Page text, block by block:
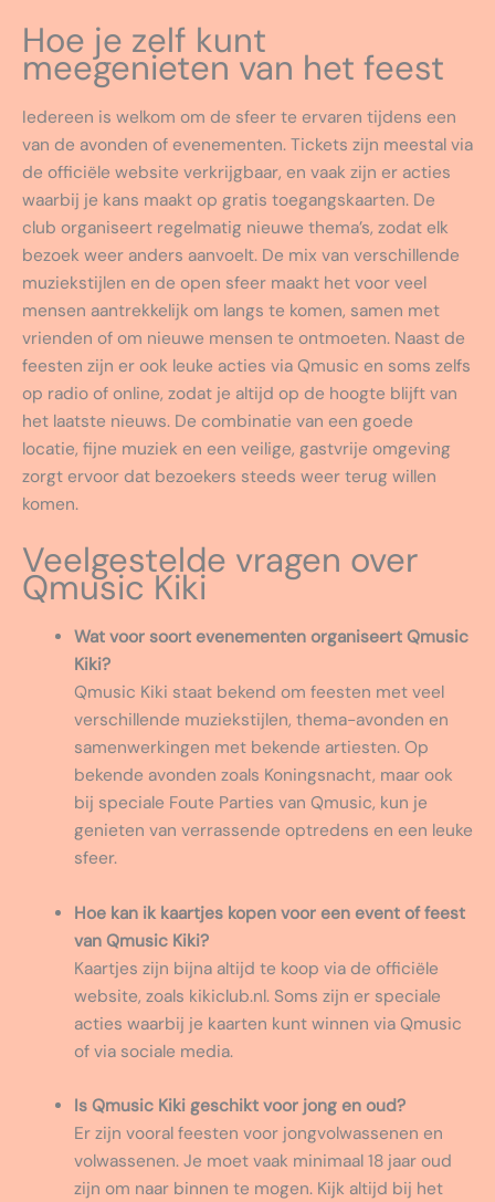
Hoe je zelf kunt
meegenieten van het feest
Iedereen is welkom om de sfeer te ervaren tijdens een
van de avonden of evenementen. Tickets zijn meestal via
de officiële website verkrijgbaar, en vaak zijn er acties
waarbij je kans maakt op gratis toegangskaarten. De
club organiseert regelmatig nieuwe thema’s, zodat elk
bezoek weer anders aanvoelt. De mix van verschillende
muziekstijlen en de open sfeer maakt het voor veel
mensen aantrekkelijk om langs te komen, samen met
vrienden of om nieuwe mensen te ontmoeten. Naast de
feesten zijn er ook leuke acties via Qmusic en soms zelfs
op radio of online, zodat je altijd op de hoogte blijft van
het laatste nieuws. De combinatie van een goede
locatie, fijne muziek en een veilige, gastvrije omgeving
zorgt ervoor dat bezoekers steeds weer terug willen
komen.
Veelgestelde vragen over
Qmusic Kiki
Wat voor soort evenementen organiseert Qmusic
Kiki?
Qmusic Kiki staat bekend om feesten met veel
verschillende muziekstijlen, thema-avonden en
samenwerkingen met bekende artiesten. Op
bekende avonden zoals Koningsnacht, maar ook
bij speciale Foute Parties van Qmusic, kun je
genieten van verrassende optredens en een leuke
sfeer.
Hoe kan ik kaartjes kopen voor een event of feest
van Qmusic Kiki?
Kaartjes zijn bijna altijd te koop via de officiële
website, zoals kikiclub.nl. Soms zijn er speciale
acties waarbij je kaarten kunt winnen via Qmusic
of via sociale media.
Is Qmusic Kiki geschikt voor jong en oud?
Er zijn vooral feesten voor jongvolwassenen en
volwassenen. Je moet vaak minimaal 18 jaar oud
zijn om naar binnen te mogen. Kijk altijd bij het